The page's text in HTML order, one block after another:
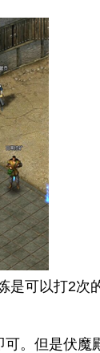
可以打2次
。 但是伏魔